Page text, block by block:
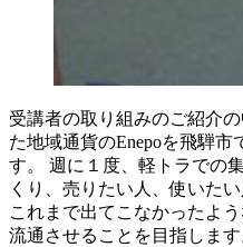
受講者の取り組みのご紹介
た地域通貨のEnepoを飛騨
す。 週に１度、軽トラでの
くり、売りたい人、使いた
これまで出てこなかったよ
流通させることを目指しま